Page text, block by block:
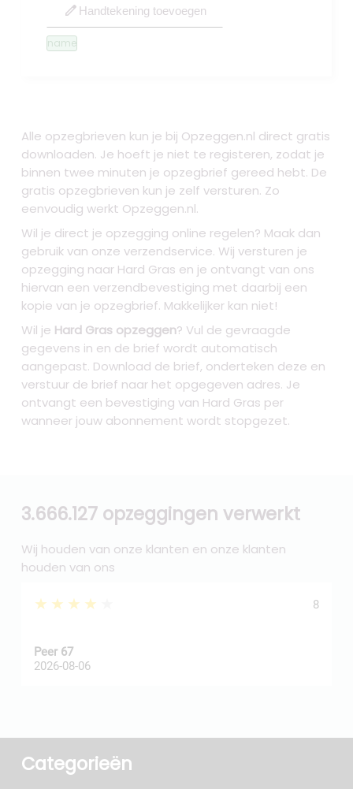
edit Handtekening toevoegen
name
Alle opzegbrieven kun je bij Opzeggen.nl direct gratis
downloaden. Je hoeft je niet te registeren, zodat je
binnen twee minuten je opzegbrief gereed hebt. De
gratis opzegbrieven kun je zelf versturen. Zo
eenvoudig werkt Opzeggen.nl.
Wil je direct je opzegging online regelen? Maak dan
gebruik van onze verzendservice. Wij versturen je
opzegging naar Hard Gras en je ontvangt van ons
hiervan een verzendbevestiging met daarbij een
kopie van je opzegbrief. Makkelijker kan niet!
Wil je Hard Gras opzeggen? Vul de gevraagde
gegevens in en de brief wordt automatisch
aangepast. Download de brief, onderteken deze en
verstuur de brief naar het opgegeven adres. Je
ontvangt een bevestiging van Hard Gras per
wanneer jouw abonnement wordt stopgezet.
3.666.127 opzeggingen verwerkt
Wij houden van onze klanten en onze klanten
houden van ons
★★★★★ 8
Peer 67
2026-08-06
Categorieën